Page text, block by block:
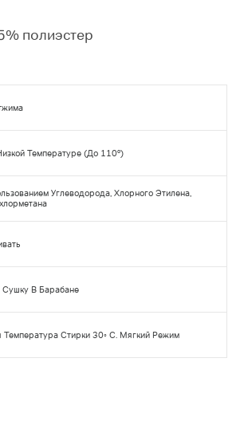
полиэстер
Температуре (до 110°)
Углеводорода, Хлорного Этилена,
В Барабане
Температура Стирки 30◦ С. Мягкий Режим